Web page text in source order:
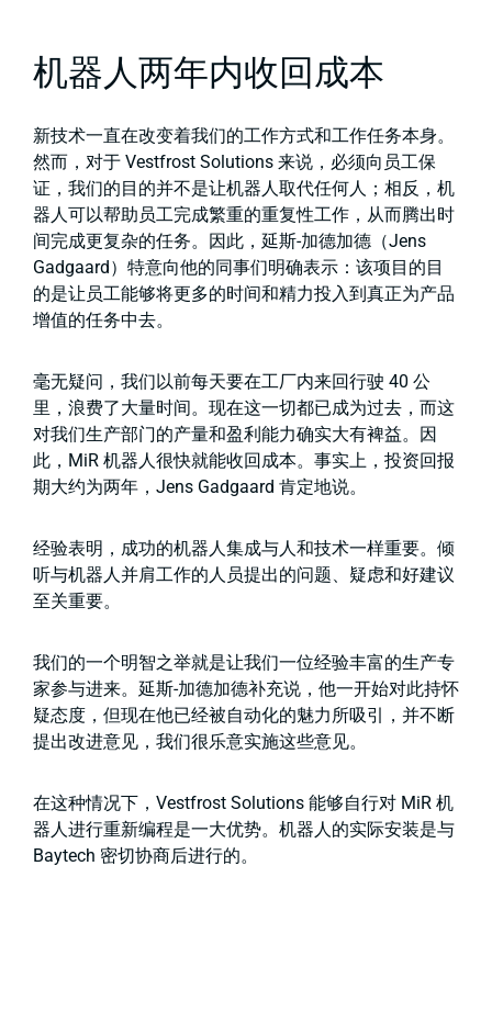
机器人两年内收回成本
新技术一直在改变着我们的工作方式和工作任务本身。
然而，对于 Vestfrost Solutions 来说，必须向员工保
证，我们的目的并不是让机器人取代任何人；相反，机
器人可以帮助员工完成繁重的重复性工作，从而腾出时
间完成更复杂的任务。因此，延斯-加德加德（Jens
Gadgaard）特意向他的同事们明确表示：该项目的目
的是让员工能够将更多的时间和精力投入到真正为产品
增值的任务中去。
毫无疑问，我们以前每天要在工厂内来回行驶 40 公
里，浪费了大量时间。现在这一切都已成为过去，而这
对我们生产部门的产量和盈利能力确实大有裨益。因
此，MiR 机器人很快就能收回成本。事实上，投资回报
期大约为两年，Jens Gadgaard 肯定地说。
经验表明，成功的机器人集成与人和技术一样重要。倾
听与机器人并肩工作的人员提出的问题、疑虑和好建议
至关重要。
我们的一个明智之举就是让我们一位经验丰富的生产专
家参与进来。延斯-加德加德补充说，他一开始对此持怀
疑态度，但现在他已经被自动化的魅力所吸引，并不断
提出改进意见，我们很乐意实施这些意见。
在这种情况下，Vestfrost Solutions 能够自行对 MiR 机
器人进行重新编程是一大优势。机器人的实际安装是与
Baytech 密切协商后进行的。